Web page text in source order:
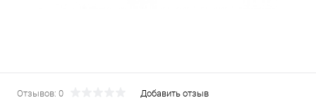
Отзывов: 0 Добавить отзыв